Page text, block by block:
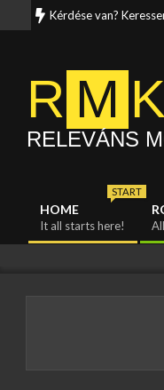
to
Kérdése van?
R M K
RELEVÁNS
Primary
Navigation
HOME
START
It all starts here!